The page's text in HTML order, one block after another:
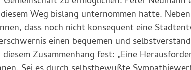
Weg bislang unternommen hatte.
dass noch nicht konsequent eine
einen bequemen und
Zusammenhang fest: „Eine